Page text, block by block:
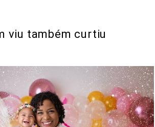
viu também curtiu